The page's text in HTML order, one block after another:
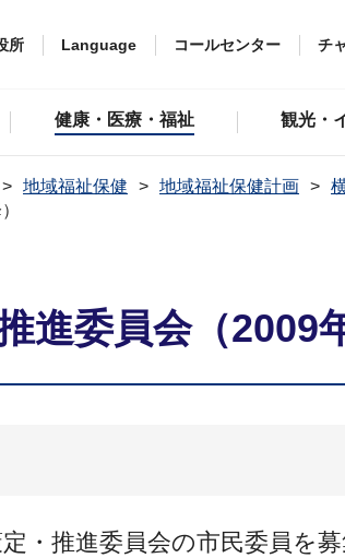
所 Language コールセンター チ
健康・医療・福祉 観光・
地域福祉保健 地域福祉保健計画
進委員会（2009
・推進委員会の市民委員を